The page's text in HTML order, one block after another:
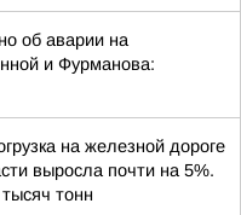
об аварии на
и Фурманова:
на железной дороге
выросла почти на 5%.
тонн